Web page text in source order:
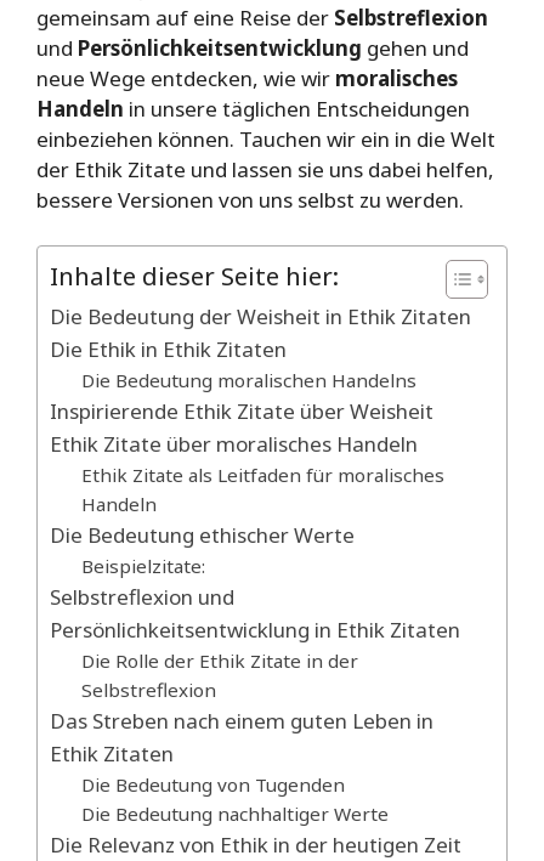
gemeinsam auf eine Reise der Selbstreflexion
und Persönlichkeitsentwicklung gehen und
neue Wege entdecken, wie wir moralisches
Handeln in unsere täglichen Entscheidungen
einbeziehen können. Tauchen wir ein in die Welt
der Ethik Zitate und lassen sie uns dabei helfen,
bessere Versionen von uns selbst zu werden.
Inhalte dieser Seite hier:
Die Bedeutung der Weisheit in Ethik Zitaten
Die Ethik in Ethik Zitaten
Die Bedeutung moralischen Handelns
Inspirierende Ethik Zitate über Weisheit
Ethik Zitate über moralisches Handeln
Ethik Zitate als Leitfaden für moralisches
Handeln
Die Bedeutung ethischer Werte
Beispielzitate:
Selbstreflexion und
Persönlichkeitsentwicklung in Ethik Zitaten
Die Rolle der Ethik Zitate in der
Selbstreflexion
Das Streben nach einem guten Leben in
Ethik Zitaten
Die Bedeutung von Tugenden
Die Bedeutung nachhaltiger Werte
Die Relevanz von Ethik in der heutigen Zeit